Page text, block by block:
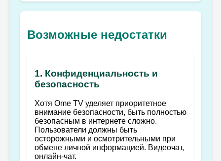
Возможные недостатки
1. Конфиденциальность и
безопасность
Хотя Ome TV уделяет приоритетное
внимание безопасности, быть полностью
безопасным в интернете сложно.
Пользователи должны быть
осторожными и осмотрительными при
обмене личной информацией. Видеочат,
онлайн-чат.